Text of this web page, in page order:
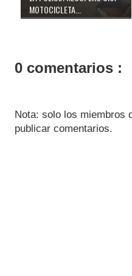
MOTOCICLETA...
0 comentarios :
Nota: solo los miembros
publicar comentarios.